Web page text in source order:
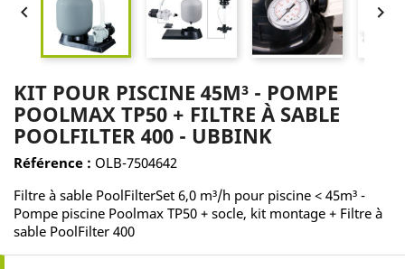
 
KIT POUR PISCINE 45M³ - POMPE
POOLMAX TP50 + FILTRE À SABLE
POOLFILTER 400 - UBBINK
Référence : OLB-7504642
Filtre à sable PoolFilterSet 6,0 m³/h pour piscine < 45m³ -
Pompe piscine Poolmax TP50 + socle, kit montage + Filtre à
sable PoolFilter 400